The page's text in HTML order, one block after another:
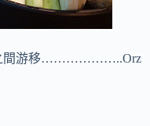
之間游移………………..Orz